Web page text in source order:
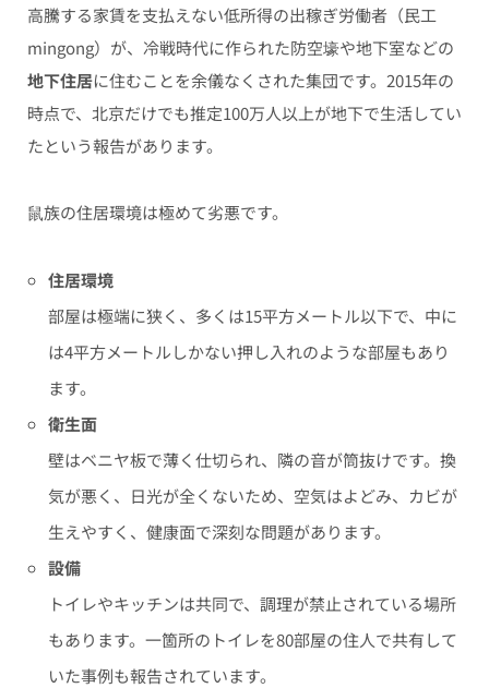
高騰する家賃を支払えない低所得の出稼ぎ労働者（民工
mingong）が、冷戦時代に作られた防空壕や地下室などの
地下住居に住むことを余儀なくされた集団です。2015年の
時点で、北京だけでも推定100万人以上が地下で生活してい
たという報告があります。
鼠族の住居環境は極めて劣悪です。
住居環境
部屋は極端に狭く、多くは15平方メートル以下で、中に
は4平方メートルしかない押し入れのような部屋もあり
ます。
衛生面
壁はベニヤ板で薄く仕切られ、隣の音が筒抜けです。換
気が悪く、日光が全くないため、空気はよどみ、カビが
生えやすく、健康面で深刻な問題があります。
設備
トイレやキッチンは共同で、調理が禁止されている場所
もあります。一箇所のトイレを80部屋の住人で共有して
いた事例も報告されています。